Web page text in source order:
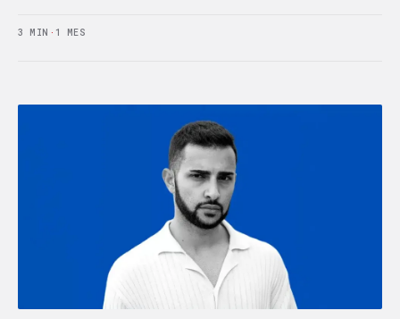
3 MIN · 1 MES